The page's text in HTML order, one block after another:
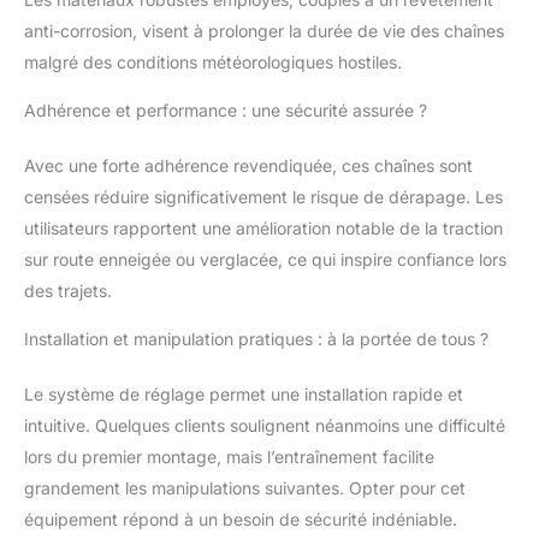
corrosion, une
résistance à l'usure,
peut avoir un grand
avantage en matière de
peut réduire
considérablement le
bruit, très pratique.
Réglable à la longueur :
résistant. La longueur
de chaque chaîne est
pouvez contrôler son
étanchéité en ajustant
sa longueur pour
obtenir une meilleure
Utilisations : la chaîne
anti-corrosion, visent à prolonger la durée de vie des chaînes
malgré des conditions météorologiques hostiles.
Adhérence et performance : une sécurité assurée ?
Avec une forte adhérence revendiquée, ces chaînes sont
censées réduire significativement le risque de dérapage. Les
utilisateurs rapportent une amélioration notable de la traction
sur route enneigée ou verglacée, ce qui inspire confiance lors
des trajets.
Installation et manipulation pratiques : à la portée de tous ?
Le système de réglage permet une installation rapide et
intuitive. Quelques clients soulignent néanmoins une difficulté
lors du premier montage, mais l’entraînement facilite
grandement les manipulations suivantes. Opter pour cet
équipement répond à un besoin de sécurité indéniable.